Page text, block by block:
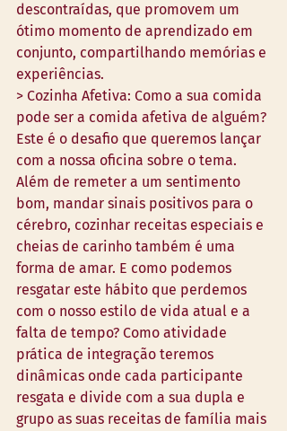
descontraídas, que promovem um
ótimo momento de aprendizado em
conjunto, compartilhando memórias e
experiências.
> Cozinha Afetiva: Como a sua comida
pode ser a comida afetiva de alguém?
Este é o desafio que queremos lançar
com a nossa oficina sobre o tema.
Além de remeter a um sentimento
bom, mandar sinais positivos para o
cérebro, cozinhar receitas especiais e
cheias de carinho também é uma
forma de amar. E como podemos
resgatar este hábito que perdemos
com o nosso estilo de vida atual e a
falta de tempo? Como atividade
prática de integração teremos
dinâmicas onde cada participante
resgata e divide com a sua dupla e
grupo as suas receitas de família mais